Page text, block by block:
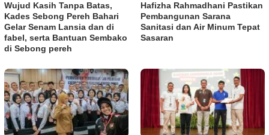
Wujud Kasih Tanpa Batas,
Kades Sebong Pereh Bahari
Gelar Senam Lansia dan di
fabel, serta Bantuan Sembako
di Sebong pereh
Hafizha Rahmadhani Pastikan
Pembangunan Sarana
Sanitasi dan Air Minum Tepat
Sasaran